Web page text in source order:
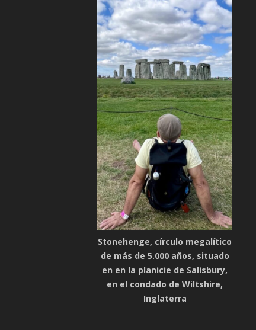
Stonehenge, círculo megalítico
de más de 5.000 años, situado
en en la planicie de Salisbury,
en el condado de Wiltshire,
Inglaterra